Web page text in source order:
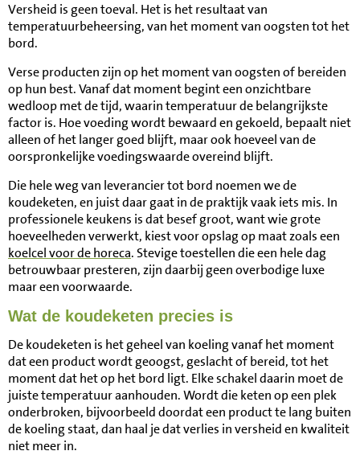
Versheid is geen toeval. Het is het resultaat van
temperatuurbeheersing, van het moment van oogsten tot het
bord.
Verse producten zijn op het moment van oogsten of bereiden
op hun best. Vanaf dat moment begint een onzichtbare
wedloop met de tijd, waarin temperatuur de belangrijkste
factor is. Hoe voeding wordt bewaard en gekoeld, bepaalt niet
alleen of het langer goed blijft, maar ook hoeveel van de
oorspronkelijke voedingswaarde overeind blijft.
Die hele weg van leverancier tot bord noemen we de
koudeketen, en juist daar gaat in de praktijk vaak iets mis. In
professionele keukens is dat besef groot, want wie grote
hoeveelheden verwerkt, kiest voor opslag op maat zoals een
koelcel voor de horeca. Stevige toestellen die een hele dag
betrouwbaar presteren, zijn daarbij geen overbodige luxe
maar een voorwaarde.
Wat de koudeketen precies is
De koudeketen is het geheel van koeling vanaf het moment
dat een product wordt geoogst, geslacht of bereid, tot het
moment dat het op het bord ligt. Elke schakel daarin moet de
juiste temperatuur aanhouden. Wordt die keten op een plek
onderbroken, bijvoorbeeld doordat een product te lang buiten
de koeling staat, dan haal je dat verlies in versheid en kwaliteit
niet meer in.